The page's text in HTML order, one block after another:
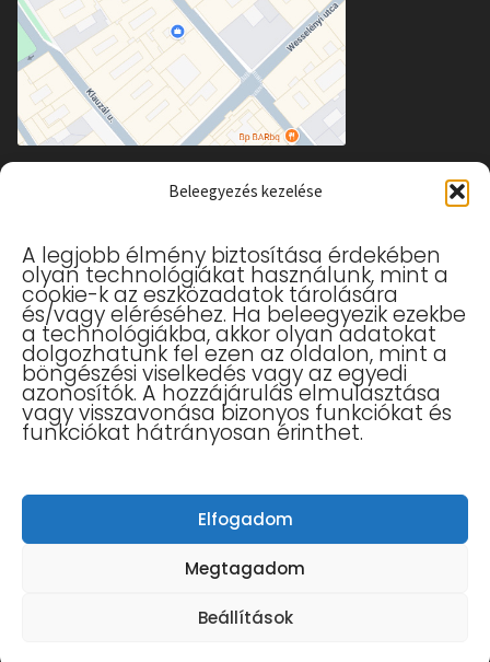
Beleegyezés kezelése
A legjobb élmény biztosítása érdekében
olyan technológiákat használunk, mint a
cookie-k az eszközadatok tárolására
és/vagy eléréséhez. Ha beleegyezik ezekbe
a technológiákba, akkor olyan adatokat
dolgozhatunk fel ezen az oldalon, mint a
böngészési viselkedés vagy az egyedi
azonosítók. A hozzájárulás elmulasztása
vagy visszavonása bizonyos funkciókat és
funkciókat hátrányosan érinthet.
Elfogadom
Megtagadom
Beállítások
Allergia elleni maszk
Gyerek szájmaszk
Kesztyűk
Szájmaszk – Kezelési Útmutató
Vásárlási Tájékoztató
Tudástár
Mérettáblázat
Általános Szerződési Feltételek